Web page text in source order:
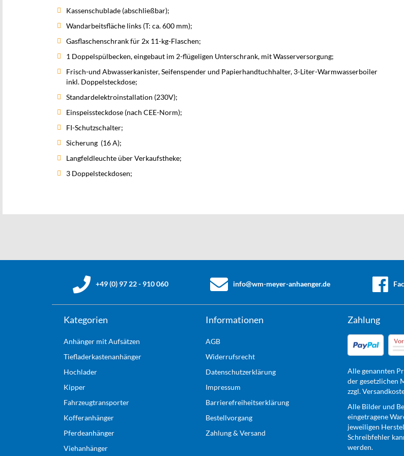
Kassenschublade (abschließbar);
Wandarbeitsfläche links (T: ca. 600 mm);
Gasflaschenschrank für 2x 11-kg-Flaschen;
1 Doppelspülbecken, eingebaut im 2-flügeligen Unterschrank, mit Wasserversorgung;
Frisch-und Abwasserkanister, Seifenspender und Papierhandtuchhalter, 3-Liter-Warmwasserboiler
inkl. Doppelsteckdose;
Standardelektroinstallation (230V);
Einspeissteckdose (nach CEE-Norm);
FI-Schutzschalter;
Sicherung (16 A);
Langfeldleuchte über Verkaufstheke;
3 Doppelsteckdosen;
+49 (0) 97 22 - 910 060 info@wm-meyer-anhaenger.de
Kategorien
Anhänger mit Aufsätzen
Tiefladerkastenanhänger
Hochlader
Kipper
Fahrzeugtransporter
Kofferanhänger
Pferdeanhänger
Viehanhänger
Informationen
AGB
Widerrufsrecht
Datenschutzerklärung
Impressum
Barrierefreiheitserklärung
Bestellvorgang
Zahlung & Versand
Zahlung
Alle genannten
der gesetzlichen
zzgl.
Alle Bilder und
eingetragene
jeweiligen
Schreibfehler
werden.